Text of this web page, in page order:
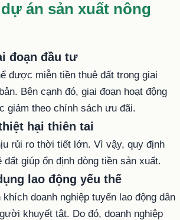
dự án sản xuất nông
đoạn đầu tư
được miễn tiền thuê đất trong giai
Bên cạnh đó, giai đoạn hoạt động
giảm theo chính sách ưu đãi.
hại thiên tai
rủi ro thời tiết lớn. Vì vậy, quy định
đất giúp ổn định dòng tiền sản xuất.
lao động yếu thế
doanh nghiệp tuyển lao động dân
khuyết tật. Do đó, doanh nghiệp